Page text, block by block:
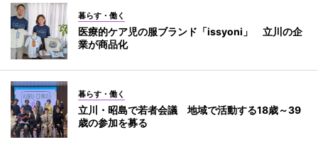
暮らす・働く
医療的ケア児の服ブランド「issyoni」 立川の企
業が商品化
暮らす・働く
立川・昭島で若者会議 地域で活動する18歳～39
歳の参加を募る